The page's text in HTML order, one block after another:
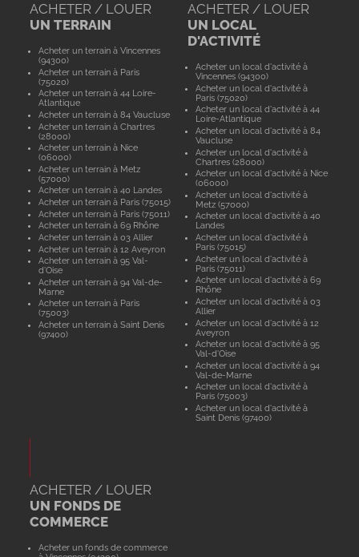
ACHETER / LOUER
UN TERRAIN
Acheter un terrain à Vincennes
(94300)
Acheter un terrain à Paris
(75020)
Acheter un terrain à 44 Loire-
Atlantique
Acheter un terrain à 84 Vaucluse
Acheter un terrain à Chartres
(28000)
Acheter un terrain à Nice
(06000)
Acheter un terrain à Metz
(57000)
Acheter un terrain à 40 Landes
Acheter un terrain à Paris (75015)
Acheter un terrain à Paris (75011)
Acheter un terrain à 69 Rhône
Acheter un terrain à 03 Allier
Acheter un terrain à 12 Aveyron
Acheter un terrain à 95 Val-
d'Oise
Acheter un terrain à 94 Val-de-
Marne
Acheter un terrain à Paris
(75003)
Acheter un terrain à Saint Denis
(97400)
ACHETER / LOUER
UN LOCAL
D'ACTIVITÉ
Acheter un local d'activité à
Vincennes (94300)
Acheter un local d'activité à
Paris (75020)
Acheter un local d'activité à 44
Loire-Atlantique
Acheter un local d'activité à 84
Vaucluse
Acheter un local d'activité à
Chartres (28000)
Acheter un local d'activité à Nice
(06000)
Acheter un local d'activité à
Metz (57000)
Acheter un local d'activité à 40
Landes
Acheter un local d'activité à
Paris (75015)
Acheter un local d'activité à
Paris (75011)
Acheter un local d'activité à 69
Rhône
Acheter un local d'activité à 03
Allier
Acheter un local d'activité à 12
Aveyron
Acheter un local d'activité à 95
Val-d'Oise
Acheter un local d'activité à 94
Val-de-Marne
Acheter un local d'activité à
Paris (75003)
Acheter un local d'activité à
Saint Denis (97400)
ACHETER / LOUER
UN FONDS DE
COMMERCE
Acheter un fonds de commerce